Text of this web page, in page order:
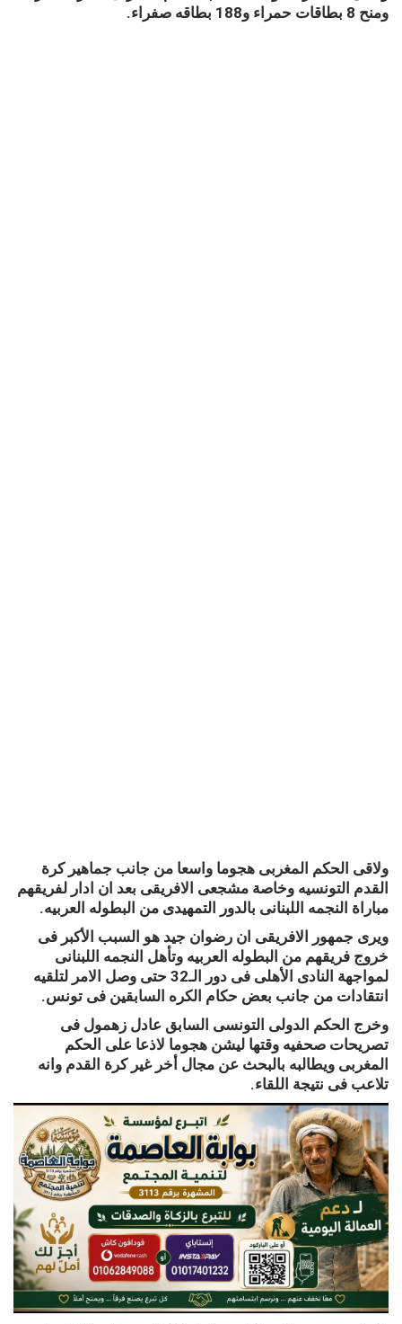
ومنح 8 بطاقات حمراء و188 بطاقه صفراء.
ولاقى الحكم المغربى هجوما واسعا من جانب جماهير كرة
القدم التونسيه وخاصة مشجعى الافريقى بعد ان ادار لفريقهم
مباراة النجمه اللبنانى بالدور التمهيدى من البطوله العربيه.
ويرى جمهور الافريقى ان رضوان جيد هو السبب الأكبر فى
خروج فريقهم من البطوله العربيه وتأهل النجمه اللبنانى
لمواجهة النادى الأهلى فى دور الـ32 حتى وصل الامر لتلقيه
انتقادات من جانب بعض حكام الكره السابقين فى تونس.
وخرج الحكم الدولى التونسى السابق عادل زهمول فى
تصريحات صحفيه وقتها ليشن هجوما لاذعا على الحكم
المغربى ويطالبه بالبحث عن مجال أخر غير كرة القدم وانه
تلاعب فى نتيجة اللقاء.